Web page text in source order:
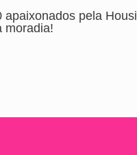
apaixonados pela Housi
moradia!